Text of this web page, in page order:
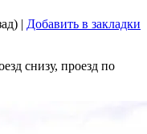
| Добавить в закладки
снизу, проезд по